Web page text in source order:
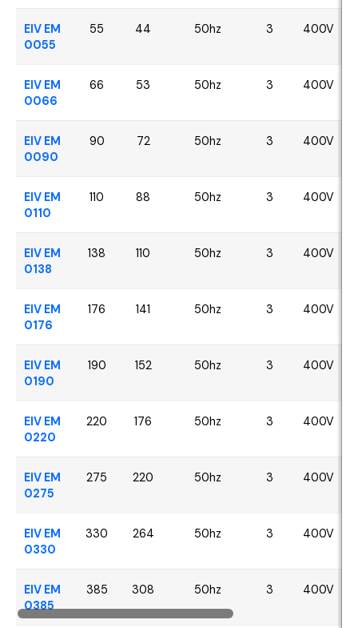
EIV EM
0055
55 44 50hz 3 400V
EIV EM
0066
66 53 50hz 3 400V
EIV EM
0090
90 72 50hz 3 400V
EIV EM
0110
110 88 50hz 3 400V
EIV EM
0138
138 110 50hz 3 400V
EIV EM
0176
176 141 50hz 3 400V
EIV EM
0190
190 152 50hz 3 400V
EIV EM
0220
220 176 50hz 3 400V
EIV EM
0275
275 220 50hz 3 400V
EIV EM
0330
330 264 50hz 3 400V
EIV EM
0385
385 308 50hz 3 400V